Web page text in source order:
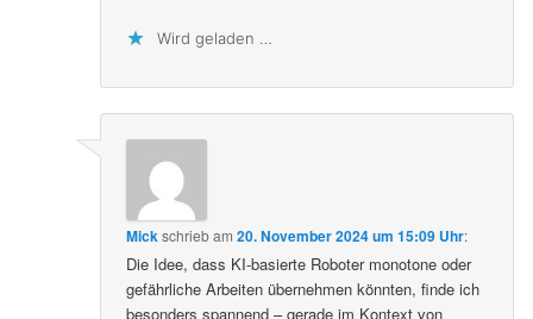
Wird geladen …
Mickschriebam20. November 2024 um 15:09 Uhr:
Die Idee, dass KI-basierte Roboter monotone oder
gefährliche Arbeiten übernehmen könnten, finde ich
besonders spannend – gerade im Kontext von